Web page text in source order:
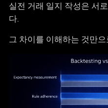
실전 거래 일지 작성은 서
다.
그 차이를 이해하는 것만